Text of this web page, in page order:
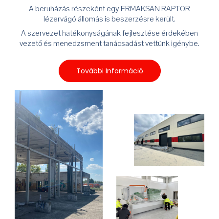
A beruházás részeként egy ERMAKSAN RAPTOR
lézervágó állomás is beszerzésre került.
A szervezet hatékonyságának fejlesztése érdekében
vezető és menedzsment tanácsadást vettünk igénybe.
További Információ